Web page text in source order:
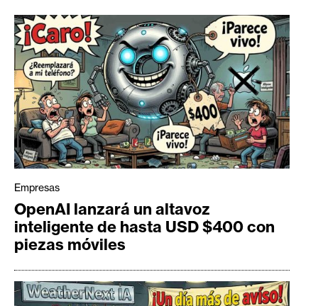
Empresas
OpenAI lanzará un altavoz
inteligente de hasta USD $400 con
piezas móviles